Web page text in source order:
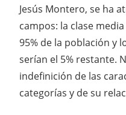
Jesús Montero, se ha
campos: la clase
95% de la población y
serían el 5% restante.
indefinición de las
categorías y de su